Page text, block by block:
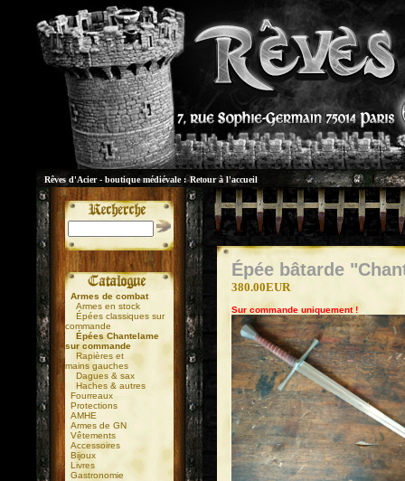
Rêves d'Acier - boutique médiévale : Retour à l'accueil
Armes de combat
Armes en stock
Épées classiques sur
commande
Épées Chantelame
sur commande
Rapières et
mains gauches
Dagues & sax
Haches & autres
Fourreaux
Protections
AMHE
Armes de GN
Vêtements
Accessoires
Bijoux
Livres
Gastronomie
Épée bâtarde
380.00EUR
Sur commande uniquement !